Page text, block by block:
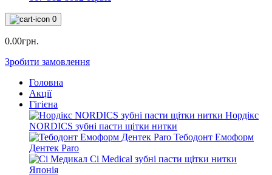
0
0.00грн.
Зробити замовлення
Головна
Акції
Гігієна
Нордікс
NORDICS зубні пасти щітки нитки
Тебодонт Емоформ
Дентек Paro